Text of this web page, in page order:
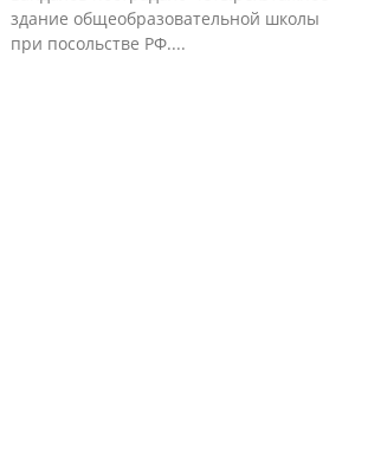
здание общеобразовательной школы
при посольстве РФ....